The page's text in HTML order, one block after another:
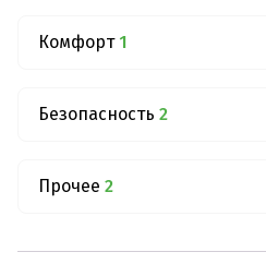
Комфорт 1
Безопасность 2
Прочее 2